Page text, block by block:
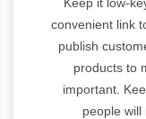
convenient link
publish
products to
important.
people will